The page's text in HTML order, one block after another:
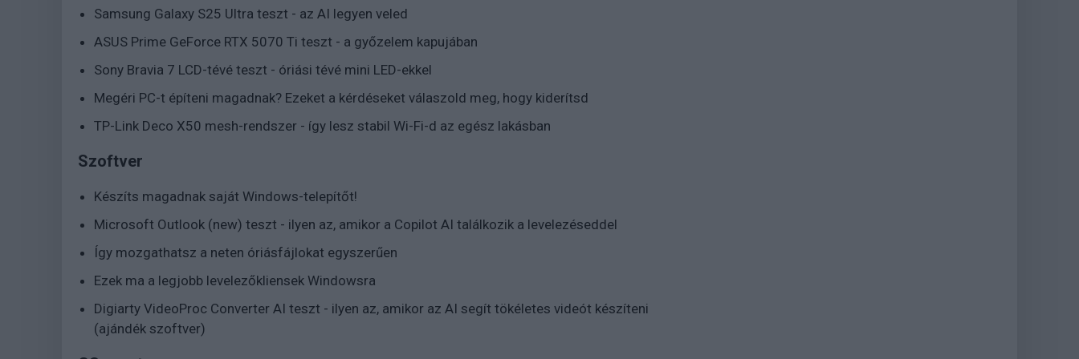
Samsung Galaxy S25 Ultra teszt - az AI legyen veled
ASUS Prime GeForce RTX 5070 Ti teszt - a győzelem kapujában
Sony Bravia 7 LCD-tévé teszt - óriási tévé mini LED-ekkel
Megéri PC-t építeni magadnak? Ezeket a kérdéseket válaszold meg, hogy kiderítsd
TP-Link Deco X50 mesh-rendszer - így lesz stabil Wi-Fi-d az egész lakásban
Szoftver
Készíts magadnak saját Windows-telepítőt!
Microsoft Outlook (new) teszt - ilyen az, amikor a Copilot AI találkozik a levelezéseddel
Így mozgathatsz a neten óriásfájlokat egyszerűen
Ezek ma a legjobb levelezőkliensek Windowsra
Digiarty VideoProc Converter AI teszt - ilyen az, amikor az AI segít tökéletes videót készíteni
(ajándék szoftver)